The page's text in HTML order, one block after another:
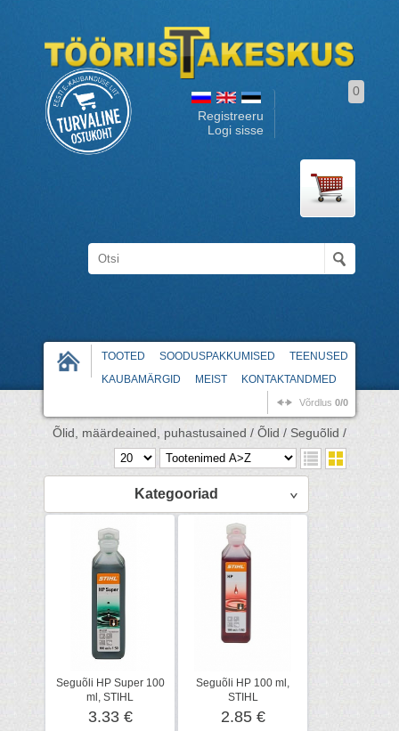
Registreeru
Logi sisse
0
TOOTED SOODUSPAKKUMISED
TEENUSED
KAUBAMÄRGID
MEIST KONTAKTANDMED
Võrdlus 0/0
Õlid, määrdeained, puhastusained / Õlid / Seguõlid /
Kategooriad
Seguõli HP Super 100
ml, STIHL
3.33 €
Seguõli HP 100 ml,
STIHL
2.85 €